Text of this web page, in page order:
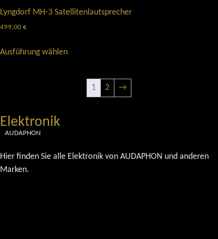
Lyngdorf MH-3 Satellitenlautsprecher
499,00€
Ausführung wählen
1 2 →
Elektronik
AUDAPHON
Hier finden Sie alle Elektronik von AUDAPHON und anderen
Marken.